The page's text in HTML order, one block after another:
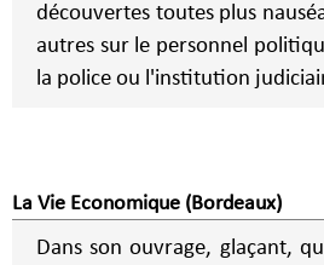
découvertes toutes plus
autres sur le personnel
la police ou l'institution
La Vie Economique (Bordeaux)
Dans son ouvrage, glaçant,